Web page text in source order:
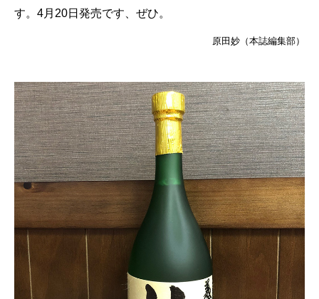
す。4月20日発売です、ぜひ。
原田妙（本誌編集部）